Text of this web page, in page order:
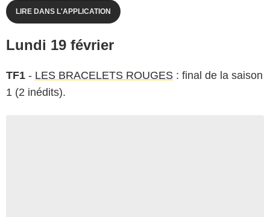
LIRE DANS L'APPLICATION
Lundi 19 février
TF1 - LES BRACELETS ROUGES : final de la saison
1 (2 inédits).